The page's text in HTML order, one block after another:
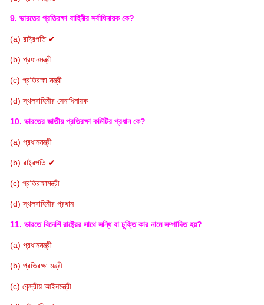
9. ভারতের প্রতিরক্ষা বাহিনীর সর্বাধিনায়ক কে?
(a) রাষ্ট্রপতি ✔
(b) প্রধানমন্ত্রী
(c) প্রতিরক্ষা মন্ত্রী
(d) স্থলবাহিনীর সেনাধিনায়ক
10. ভারতের জাতীয় প্রতিরক্ষা কমিটির প্রধান কে?
(a) প্রধানমন্ত্রী
(b) রাষ্ট্রপতি ✔
(c) প্রতিরক্ষামন্ত্রী
(d) স্থলবাহিনীর প্রধান
11. ভারতে বিদেশি রাষ্ট্রের সাথে সন্ধি বা চুক্তি কার নামে সম্পাদিত হয়?
(a) প্রধানমন্ত্রী
(b) প্রতিরক্ষা মন্ত্রী
(c) কেন্দ্রীয় আইনমন্ত্রী